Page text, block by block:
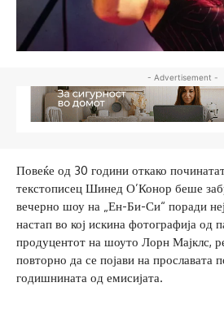
- Advertisement -
Повеќе од 30 години откако
текстописец Шинед О’Конор беше
вечерно шоу на „Ен-Би-Си“ поради
настап во кој искина фотографија од
продуцентот на шоуто Лорн Мајклс,
повторно да се појави на прославата
годишнината од емисијата.